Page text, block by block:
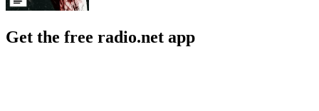
Get the free radio.net app